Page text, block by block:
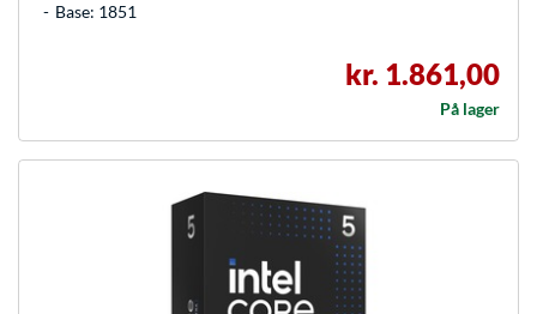
Base: 1851
kr. 1.861,00
På lager